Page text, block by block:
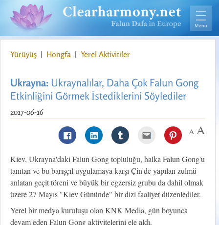
Yürüyüş | Hongfa | Yerel Aktivitiler
Ukrayna: Ukraynalılar, Daha Çok Falun Gong
Etkinliğini Görmek İstediklerini Söylediler
2017-06-16
Kiev, Ukrayna'daki Falun Gong topluluğu, halka Falun Gong'u
tanıtan ve bu barışçıl uygulamaya karşı Çin'de yapılan zulmü
anlatan geçit töreni ve büyük bir egzersiz grubu da dahil olmak
üzere 27 Mayıs "Kiev Gününde" bir dizi faaliyet düzenlediler.
Yerel bir medya kuruluşu olan KNK Media, gün boyunca
devam eden Falun Gong aktivitelerini ele aldı.